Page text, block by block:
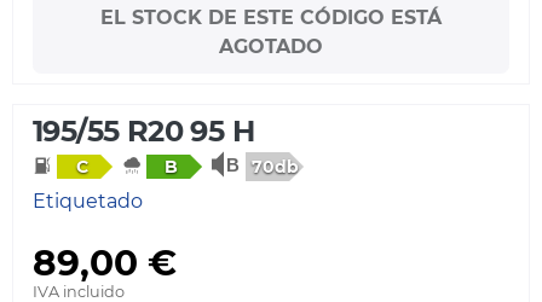
EL STOCK DE ESTE CÓDIGO ESTÁ
AGOTADO
195/55 R20 95 H
C B 70db
Etiquetado
89,00 €
IVA incluido